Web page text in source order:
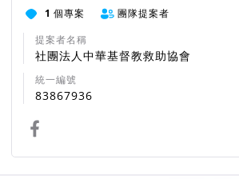
1 個專案
團隊提案者
提案者名稱
社團法人中華基督教救助協會
統一編號
83867936